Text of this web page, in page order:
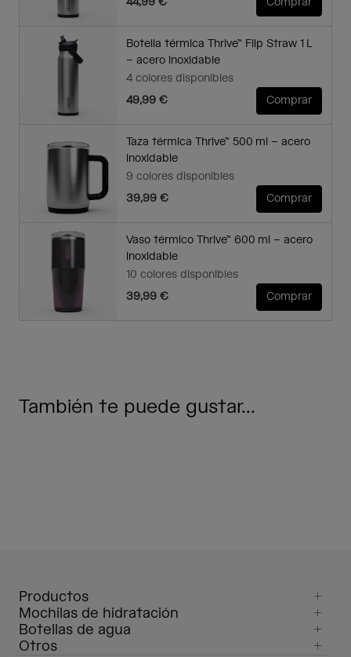
Botella térmica Thrive™ Flip Straw 1 L
– acero inoxidable
4 colores disponibles
49,99 €
Comprar
Taza térmica Thrive™ 500 ml – acero
inoxidable
9 colores disponibles
39,99 €
Comprar
Vaso térmico Thrive™ 600 ml – acero
inoxidable
10 colores disponibles
39,99 €
Comprar
También te puede gustar...
Productos
Mochilas de hidratación
Botellas de agua
Otros